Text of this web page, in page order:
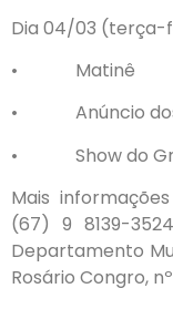
Dia 04/03 (terça-
• Matinê
• Anúncio dos
• Show do
Mais
(67) 9 8139-
Departamento
Rosário Congro,